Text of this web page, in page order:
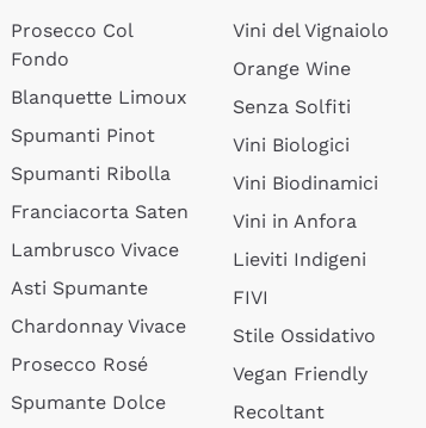
Prosecco Col
Fondo
Blanquette Limoux
Spumanti Pinot
Spumanti Ribolla
Franciacorta Saten
Lambrusco Vivace
Asti Spumante
Chardonnay Vivace
Prosecco Rosé
Spumante Dolce
Vini del Vignaiolo
Orange Wine
Senza Solfiti
Vini Biologici
Vini Biodinamici
Vini in Anfora
Lieviti Indigeni
FIVI
Stile Ossidativo
Vegan Friendly
Recoltant